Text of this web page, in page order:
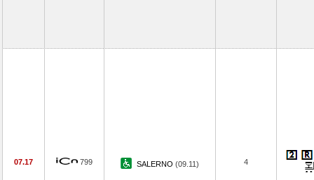
07.17 799 SALERNO (09.11) 4